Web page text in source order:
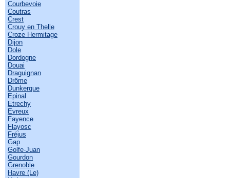
Courbevoie
Coutras
Crest
Crouy en Thelle
Croze Hermitage
Dijon
Dole
Dordogne
Douai
Draguignan
Drôme
Dunkerque
Epinal
Etrechy
Evreux
Fayence
Flayosc
Fréjus
Gap
Golfe-Juan
Gourdon
Grenoble
Havre (Le)